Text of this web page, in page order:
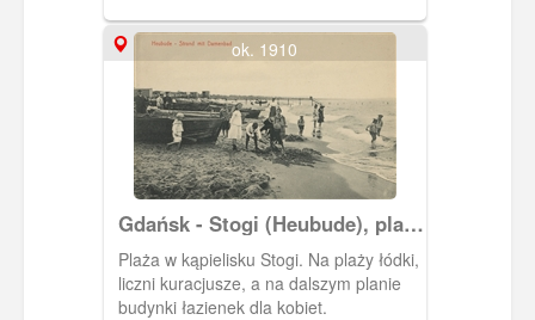
ok. 1910
Gdańsk - Stogi (Heubude), plaża
z łazienkami dla kobiet (Strand
mit Damenbad)
Plaża w kąpielisku Stogi. Na plaży łódki,
liczni kuracjusze, a na dalszym planie
budynki łazienek dla kobiet.